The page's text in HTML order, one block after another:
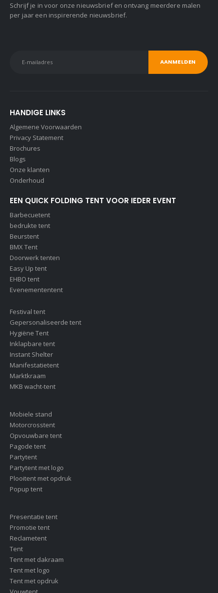
Schrijf je in voor onze nieuwsbrief en ontvang meerdere malen
per jaar een inspirerende nieuwsbrief.
HANDIGE LINKS
Algemene Voorwaarden
Privacy Statement
Brochures
Blogs
Onze klanten
Onderhoud
EEN QUICK FOLDING TENT VOOR IEDER EVENT
Barbecuetent
bedrukte tent
Beurstent
BMX Tent
Doorwerk tenten
Easy Up tent
EHBO tent
Evenemententent
Festival tent
Gepersonaliseerde tent
Hygiëne Tent
Inklapbare tent
Instant Shelter
Manifestatietent
Marktkraam
MKB wacht-tent
Mobiele stand
Motorcrosstent
Opvouwbare tent
Pagode tent
Partytent
Partytent met logo
Plooitent met opdruk
Popup tent
Presentatie tent
Promotie tent
Reclametent
Tent
Tent met dakraam
Tent met logo
Tent met opdruk